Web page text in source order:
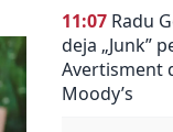
11:07 Radu
deja „Junk”
Avertisment
Moody’s